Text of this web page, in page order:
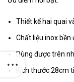
Thiết kế hai quai
Chất liệu inox bền
Dùng được trên
Kích thước 28cm